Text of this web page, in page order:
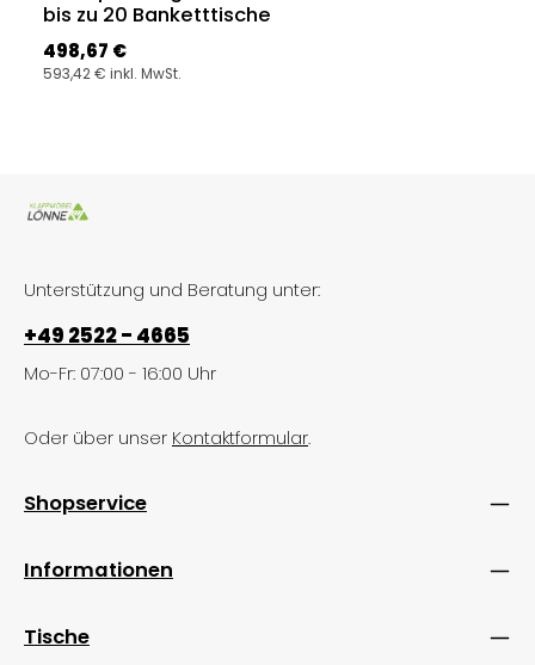
bis zu 20 Banketttische
Regulärer Preis:
498,67 €
593,42 € inkl. MwSt.
Unterstützung und Beratung unter:
+49 2522 - 4665
Mo-Fr: 07:00 - 16:00 Uhr
Oder über unser Kontaktformular.
Shopservice
Informationen
Tische